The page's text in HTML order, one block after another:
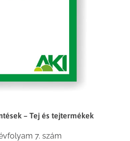
– Tej és tejtermékek
7. szám